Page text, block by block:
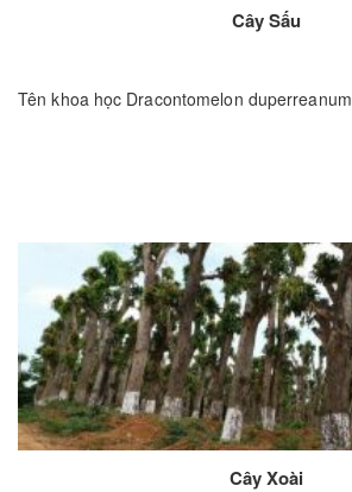
Cây Sấu
Tên khoa học Dracontomelon duperreanum
Cây Xoài